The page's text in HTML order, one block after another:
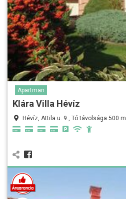
Apartman
Klára Villa Hévíz
Hévíz, Attila u. 9., Tó távolsága 500 m